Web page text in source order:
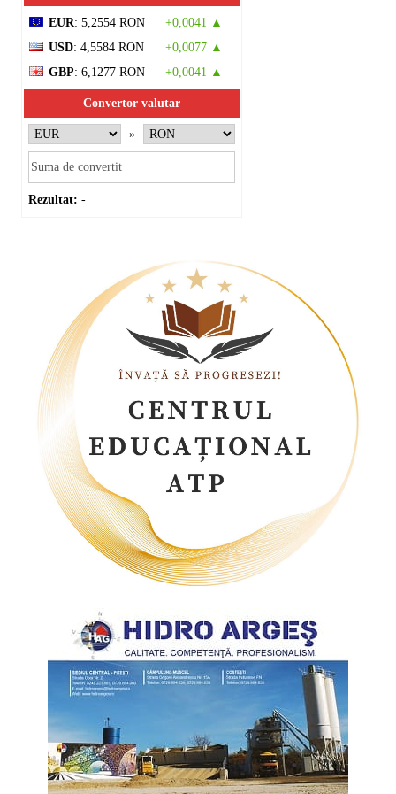
EUR: 5,2554 RON
+0,0041 ▲
USD: 4,5584 RON
+0,0077 ▲
GBP: 6,1277 RON +0,0041 ▲
Convertor valutar
»
Rezultat: -